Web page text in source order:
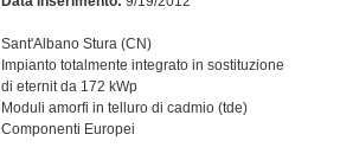
Sant'Albano Stura (CN)
Impianto totalmente integrato in sostituzione
di eternit da 172 kWp
Moduli amorfi in telluro di cadmio (tde)
Componenti Europei